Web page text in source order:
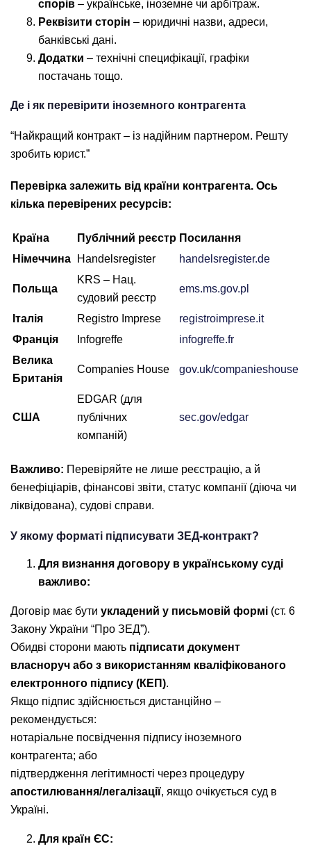
спорів – українське, іноземне чи арбітраж.
Реквізити сторін – юридичні назви, адреси,
банківські дані.
Додатки – технічні специфікації, графіки
постачань тощо.
Де і як перевірити іноземного контрагента
“Найкращий контракт – із надійним партнером. Решту
зробить юрист.”
Перевірка залежить від країни контрагента. Ось
кілька перевірених ресурсів:
Країна Публічний реєстр Посилання
Німеччина
Handelsregister handelsregister.de
Польща
KRS – Нац.
судовий реєстр
ems.ms.gov.pl
Італія Registro Imprese
registroimprese.it
Франція
Infogreffe
infogreffe.fr
Велика
Британія
Companies House gov.uk/companieshouse
США
EDGAR (для
публічних
компаній)
sec.gov/edgar
Важливо: Перевіряйте не лише реєстрацію, а й
бенефіціарів, фінансові звіти, статус компанії (діюча чи
ліквідована), судові справи.
У якому форматі підписувати ЗЕД-контракт?
Для визнання договору в українському суді
важливо:
Договір має бути укладений у письмовій формі (ст. 6
Закону України “Про ЗЕД”).
Обидві сторони мають підписати документ
власноруч або з використанням кваліфікованого
електронного підпису (КЕП).
Якщо підпис здійснюється дистанційно –
рекомендується:
нотаріальне посвідчення підпису іноземного
контрагента; або
підтвердження легітимності через процедуру
апостилювання/легалізації, якщо очікується суд в
Україні.
Для країн ЄС: